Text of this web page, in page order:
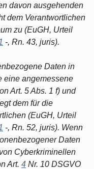
davon ausgehenden
dem Verantwortlichen
zu (EuGH, Urteil
-, Rn. 43, juris).
Daten in
eine angemessene
Art. 5 Abs. 1 f) und
dem für die
(EuGH, Urteil
-, Rn. 52, juris). Wenn
Daten
Cyberkriminellen
Art. 4 Nr. 10 DSGVO